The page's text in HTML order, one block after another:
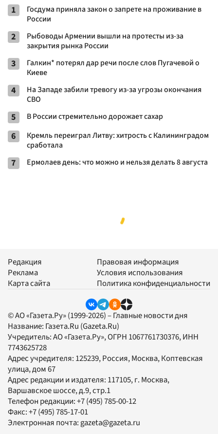
1
Госдума приняла закон о запрете на проживание в
России
2
Рыбоводы Армении вышли на протесты из-за
закрытия рынка России
3
Галкин* потерял дар речи после слов Пугачевой о
Киеве
4
На Западе забили тревогу из-за угрозы окончания
СВО
5 В России стремительно дорожает сахар
6
Кремль переиграл Литву: хитрость с Калининградом
сработала
7 Ермолаев день: что можно и нельзя делать 8 августа
Редакция
Реклама
Карта сайта
Правовая информация
Условия использования
Политика конфиденциальности
© АО «Газета.Ру» (1999-2026) – Главные новости дня
Название: Газета.Ru (Gazeta.Ru)
Учредитель:АО «Газета.Ру», ОГРН 1067761730376, ИНН
7743625728
Адрес учредителя: 125239, Россия, Москва, Коптевская
улица, дом 67
Адрес редакции и издателя: 117105, г. Москва,
Варшавское шоссе, д.9, стр.1
Телефон редакции:+7 (495) 785-00-12
Факс:+7 (495) 785-17-01
Электронная почта:gazeta@gazeta.ru